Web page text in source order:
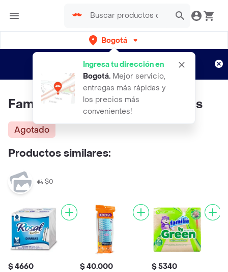
Bogotá
Ingresa tu dirección en
Bogotá. Mejor servicio,
entregas más rápidas y
los precios más
convenientes!
envíos gratis por semanas
Aplican TyC
Familia Servilletas Practi-diarias
Agotado
Productos similares:
$0
$ 4660 $ 40.000 $ 5340